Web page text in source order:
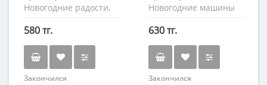
Новогодние радости,
580 тг.
Закончился
Новогодние машины
630 тг.
Закончился